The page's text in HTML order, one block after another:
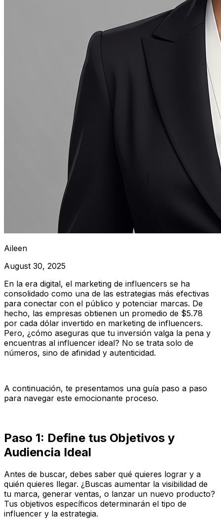
Aileen
August 30, 2025
En la era digital, el marketing de influencers se ha
consolidado como una de las estrategias más efectivas
para conectar con el público y potenciar marcas. De
hecho, las empresas obtienen un promedio de $5.78
por cada dólar invertido en marketing de influencers.
Pero, ¿cómo aseguras que tu inversión valga la pena y
encuentras al influencer ideal? No se trata solo de
números, sino de afinidad y autenticidad.
A continuación, te presentamos una guía paso a paso
para navegar este emocionante proceso.
Paso 1: Define tus Objetivos y
Audiencia Ideal
Antes de buscar, debes saber qué quieres lograr y a
quién quieres llegar. ¿Buscas aumentar la visibilidad de
tu marca, generar ventas, o lanzar un nuevo producto?
Tus objetivos específicos determinarán el tipo de
influencer y la estrategia.